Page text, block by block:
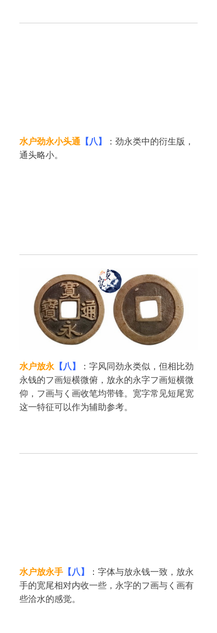
水户劲永小头通 【八】
：劲永类中的衍生版，
通头略小。
水户放永【八】
：字风同劲永类似，但相比劲
永钱的フ画短横微俯，放永的永字フ画短横微
仰，フ画与く画收笔均带锋。宽字常见短尾宽
这一特征可以作为辅助参考。
水户放永手 【八】
：字体与放永钱一致，放永
手的宽尾相对内收一些，永字的フ画与く画有
些洽水的感觉。